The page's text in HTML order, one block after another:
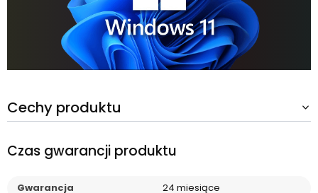
Cechy produktu
Czas gwarancji produktu
Gwarancja
24 miesiące